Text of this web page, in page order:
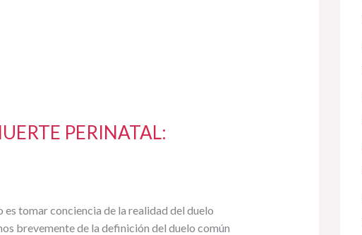
PERINATAL:
tomar conciencia de la realidad del duelo
brevemente de la definición del duelo común